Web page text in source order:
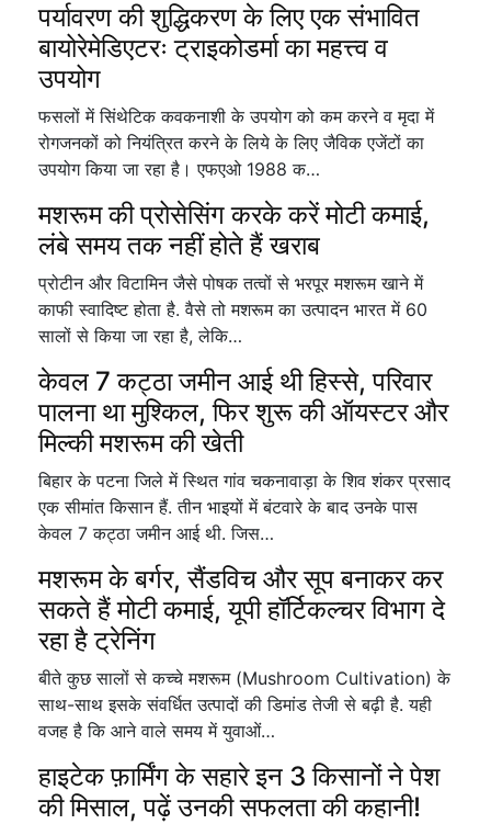
पर्यावरण की शुद्धिकरण के लिए एक संभावित
बायोरेमेडिएटरः ट्राइकोडर्मा का महत्त्व व
उपयोग
फसलों में सिंथेटिक कवकनाशी के उपयोग को कम करने व मृदा में
रोगजनकों को नियंत्रित करने के लिये के लिए जैविक एजेंटों का
उपयोग किया जा रहा है। एफएओ 1988 क…
मशरूम की प्रोसेसिंग करके करें मोटी कमाई,
लंबे समय तक नहीं होते हैं खराब
प्रोटीन और विटामिन जैसे पोषक तत्वों से भरपूर मशरूम खाने में
काफी स्वादिष्ट होता है. वैसे तो मशरूम का उत्पादन भारत में 60
सालों से किया जा रहा है, लेकि…
केवल 7 कट्ठा जमीन आई थी हिस्से, परिवार
पालना था मुश्किल, फिर शुरू की ऑयस्टर और
मिल्की मशरूम की खेती
बिहार के पटना जिले में स्थित गांव चकनावाड़ा के शिव शंकर प्रसाद
एक सीमांत किसान हैं. तीन भाइयों में बंटवारे के बाद उनके पास
केवल 7 कट्ठा जमीन आई थी. जिस…
मशरूम के बर्गर, सैंडविच और सूप बनाकर कर
सकते हैं मोटी कमाई, यूपी हॉर्टिकल्चर विभाग दे
रहा है ट्रेनिंग
बीते कुछ सालों से कच्चे मशरूम (Mushroom Cultivation) के
साथ-साथ इसके संवर्धित उत्पादों की डिमांड तेजी से बढ़ी है. यही
वजह है कि आने वाले समय में युवाओं…
हाइटेक फ़ार्मिंग के सहारे इन 3 किसानों ने पेश
की मिसाल, पढ़ें उनकी सफलता की कहानी!